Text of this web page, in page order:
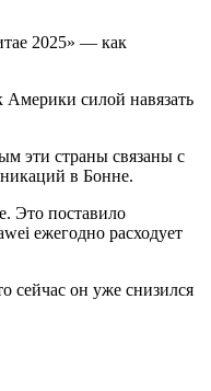
2025» — как
Америки силой навязать
эти страны связаны с
в Бонне.
Это поставило
ежегодно расходует
сейчас он уже снизился